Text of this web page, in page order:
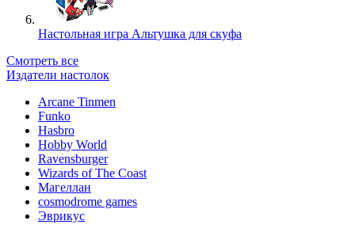
Настольная игра Альтушка для скуфа
Смотреть все
Издатели настолок
Arcane Tinmen
Funko
Hasbro
Hobby World
Ravensburger
Wizards of The Coast
Магеллан
сosmodrome games
Эврикус